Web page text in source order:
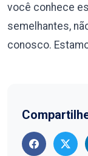
você conhece
semelhantes,
conosco.